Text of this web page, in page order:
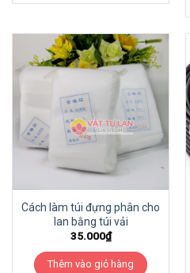
Cách làm túi đựng phân cho
lan bằng túi vải
35.000₫
Thêm vào giỏ hàng